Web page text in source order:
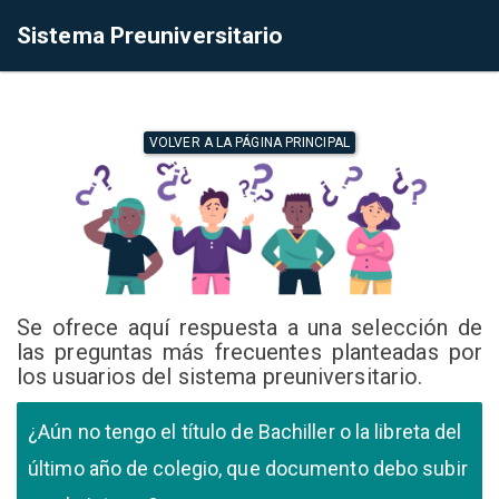
Sistema Preuniversitario
VOLVER A LA PÁGINA PRINCIPAL
Se ofrece aquí respuesta a una selección de
las preguntas más frecuentes planteadas por
los usuarios del sistema preuniversitario.
¿Aún no tengo el título de Bachiller o la libreta del
último año de colegio, que documento debo subir